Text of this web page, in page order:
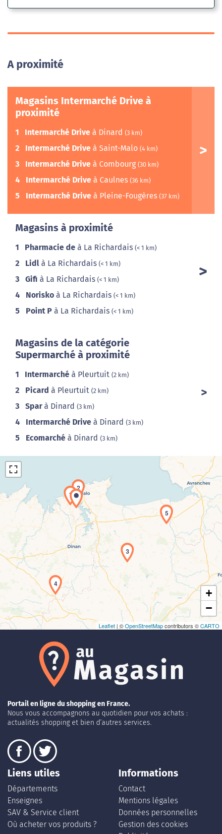
A proximité
Magasins Intermarché Drive à
proximité
1 Intermarché Drive à Dinard (3 km)
2 Intermarché Drive à Saint-Malo (4 km)
3 Intermarché Drive à Combourg (30 km)
4 Intermarché Drive à Caulnes (36 km)
5 Intermarché Drive à Pleine-Fougères (37 km)
Magasins à proximité
1 Pharmacie de à La Richardais (< 1 km)
2 Lidl à La Richardais (< 1 km)
3 Gifi à La Richardais (< 1 km)
4 Norisko à La Richardais (< 1 km)
5 Point P à La Richardais (< 1 km)
Magasins de la catégorie
Supermarché à proximité
1 Intermarché à Pleurtuit (2 km)
2 Picard à Pleurtuit (2 km)
3 Sparà Dinard (3 km)
4 Intermarché Drive à Dinard (3 km)
5 Ecomarché à Dinard (3 km)
Chargement de la carte en cours...
1
2
3
4
5
+
−
Leaflet| ©OpenStreetMapcontributors ©CARTO
Portail en ligne du shopping en France.
Nous vous accompagnons au quotidien pour vos achats :
actualités shopping et bien d’autres services.
Liens utiles
Départements
Enseignes
SAV & Service client
Où acheter vos produits ?
Informations
Contact
Mentions légales
Données personnelles
Gestion des cookies